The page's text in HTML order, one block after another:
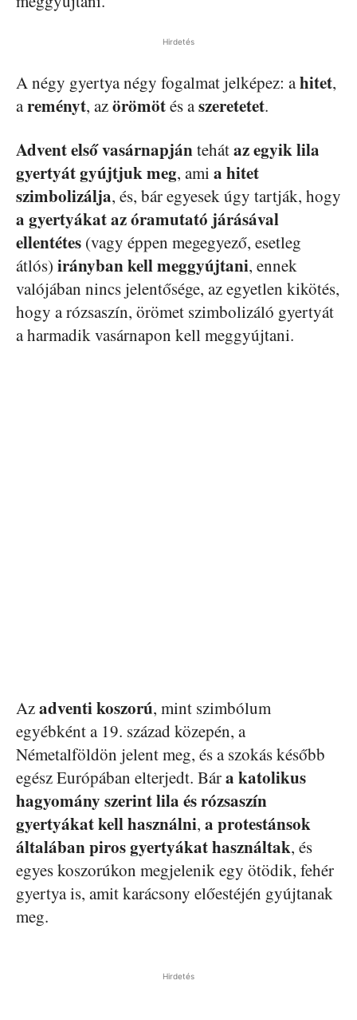
Hirdetés
A négy gyertya négy fogalmat jelképez: ahitet,
areményt, azörömötés aszeretetet.
Advent első vasárnapjántehátaz egyik lila
gyertyát gyújtjuk meg, ami a hitet
szimbolizálja, és, bár egyesek úgy tartják, hogy
a gyertyákat az óramutató járásával
ellentétes (vagy éppen megegyező, esetleg
átlós) irányban kell meggyújtani, ennek
valójában nincs jelentősége, az egyetlen kikötés,
hogy a rózsaszín, örömet szimbolizáló gyertyát
a harmadik vasárnapon kell meggyújtani.
Azadventi koszorú, mint szimbólum
egyébként a 19. század közepén, a
Németalföldön jelent meg, és a szokás később
egész Európában elterjedt. Bára katolikus
hagyomány szerint lila és rózsaszín
gyertyákat kell használni, a protestánsok
általában piros gyertyákat használtak, és
egyes koszorúkon megjelenik egy ötödik, fehér
gyertya is, amit karácsony előestéjén gyújtanak
meg.
Hirdetés